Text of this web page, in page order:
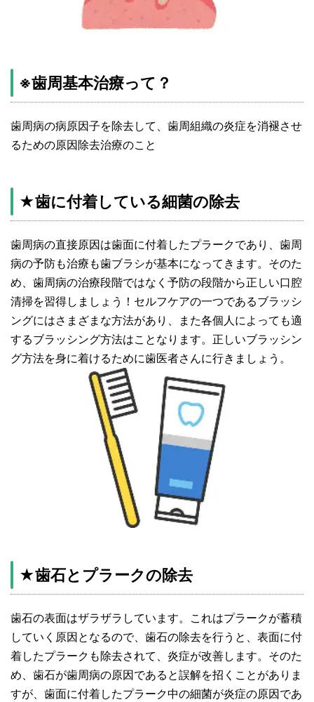
※歯周基本治療って？
歯周病の病原因子を除去して、歯周組織の炎症を消褪させ
るための原因除去治療のこと
★歯に付着している細菌の除去
歯周病の直接原因は歯面に付着したプラークであり、歯周
病の予防も治療も歯ブラシが基本になってきます。そのた
め、歯周病の治療段階ではなく予防の段階から正しい口腔
清掃を習得しましょう！セルフケアの一つであるブラッシ
ングにはさまざまな方法があり、また各個人によっても適
するブラッシング方法はことなります。正しいブラッシン
グ方法を身に着けるために歯医者さんに行きましょう。
★歯石とプラークの除去
歯石の表面はザラザラしています。これはプラークが蓄積
していく原因となるので、歯石の除去を行うと、表面に付
着したプラークも除去されて、炎症が改善します。そのた
め、歯石が歯周病の原因であると誤解を招くことがありま
すが、歯面に付着したプラーク中の細菌が炎症の原因であ